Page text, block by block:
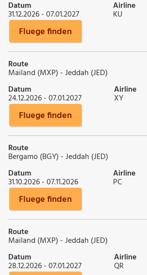
Datum
31.12.2026 - 07.01.2027
Airline
KU
Fluege finden
Route
Mailand (MXP) - Jeddah (JED)
Datum
24.12.2026 - 07.01.2027
Airline
XY
Fluege finden
Route
Bergamo (BGY) - Jeddah (JED)
Datum
31.10.2026 - 07.11.2026
Airline
PC
Fluege finden
Route
Mailand (MXP) - Jeddah (JED)
Datum
28.12.2026 - 07.01.2027
Airline
QR